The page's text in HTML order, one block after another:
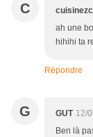
C
ah une
hihihi ta
Répondre
G GUT 12/
Ben là